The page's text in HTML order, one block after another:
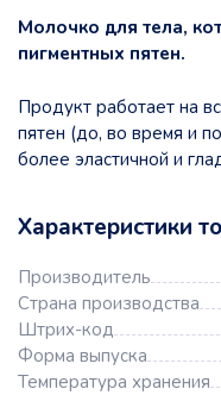
Молочко для тела,
пигментных пятен.
Продукт работает на
пятен (до, во время и
более эластичной и
Характеристики
Производитель
Страна производства
Штрих-код
Форма выпуска
Температура хранения